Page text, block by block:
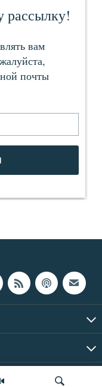
| Все права защищены.